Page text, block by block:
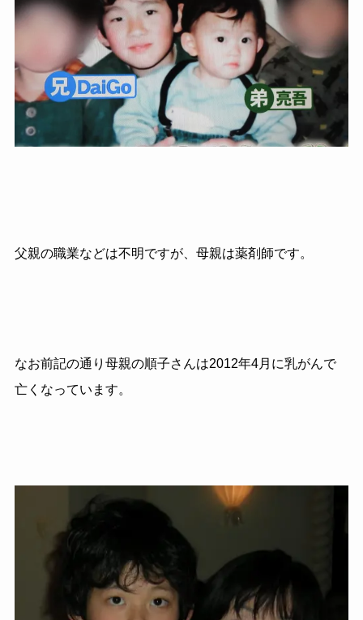
父親の職業などは不明ですが、母親は薬剤師です。
なお前記の通り母親の順子さんは2012年4月に乳がんで
亡くなっています。